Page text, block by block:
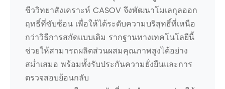
ชีววิทยาสังเคราะห์ CASOV จึงพัฒนาโมเลกุลออก
ฤทธิ์ที่ซับซ้อน เพื่อให้ได้ระดับความบริสุทธิ์ที่เหนือ
กว่าวิธีการสกัดแบบเดิม รากฐานทางเทคโนโลยีนี้
ช่วยให้สามารถผลิตส่วนผสมคุณภาพสูงได้อย่าง
สม่ำเสมอ พร้อมทั้งรับประกันความยั่งยืนและการ
ตรวจสอบย้อนกลับ